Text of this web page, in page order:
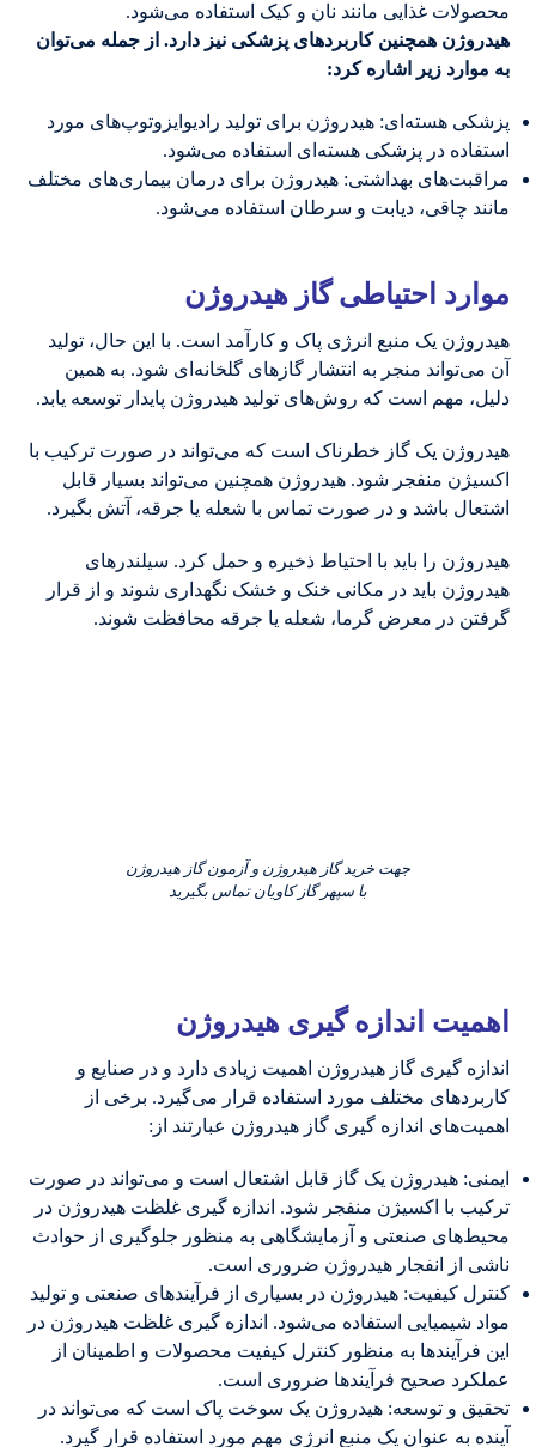
محصولات غذایی مانند نان و کیک استفاده می‌شود.
هیدروژن همچنین کاربردهای پزشکی نیز دارد. از جمله می‌توان
به موارد زیر اشاره کرد:
پزشکی هسته‌ای: هیدروژن برای تولید رادیوایزوتوپ‌های مورد
استفاده در پزشکی هسته‌ای استفاده می‌شود.
مراقبت‌های بهداشتی: هیدروژن برای درمان بیماری‌های مختلف
مانند چاقی، دیابت و سرطان استفاده می‌شود.
موارد احتیاطی گاز هیدروژن
هیدروژن یک منبع انرژی پاک و کارآمد است. با این حال، تولید
آن می‌تواند منجر به انتشار گازهای گلخانه‌ای شود. به همین
دلیل، مهم است که روش‌های تولید هیدروژن پایدار توسعه یابد.
هیدروژن یک گاز خطرناک است که می‌تواند در صورت ترکیب با
اکسیژن منفجر شود. هیدروژن همچنین می‌تواند بسیار قابل
اشتعال باشد و در صورت تماس با شعله یا جرقه، آتش بگیرد.
هیدروژن را باید با احتیاط ذخیره و حمل کرد. سیلندرهای
هیدروژن باید در مکانی خنک و خشک نگهداری شوند و از قرار
گرفتن در معرض گرما، شعله یا جرقه محافظت شوند.
جهت خرید گاز هیدروژن و آزمون گاز هیدروژن
با سپهر گاز کاویان تماس بگیرید
اهمیت اندازه گیری هیدروژن
اندازه گیری گاز هیدروژن اهمیت زیادی دارد و در صنایع و
کاربردهای مختلف مورد استفاده قرار می‌گیرد. برخی از
اهمیت‌های اندازه گیری گاز هیدروژن عبارتند از:
ایمنی: هیدروژن یک گاز قابل اشتعال است و می‌تواند در صورت
ترکیب با اکسیژن منفجر شود. اندازه گیری غلظت هیدروژن در
محیط‌های صنعتی و آزمایشگاهی به منظور جلوگیری از حوادث
ناشی از انفجار هیدروژن ضروری است.
کنترل کیفیت: هیدروژن در بسیاری از فرآیندهای صنعتی و تولید
مواد شیمیایی استفاده می‌شود. اندازه گیری غلظت هیدروژن در
این فرآیندها به منظور کنترل کیفیت محصولات و اطمینان از
عملکرد صحیح فرآیندها ضروری است.
تحقیق و توسعه: هیدروژن یک سوخت پاک است که می‌تواند در
آینده به عنوان یک منبع انرژی مهم مورد استفاده قرار گیرد.